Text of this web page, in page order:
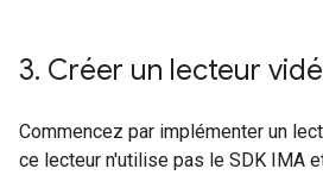
3. Créer un lecteur
Commencez par implémenter un
ce lecteur n'utilise pas le SDK IMA